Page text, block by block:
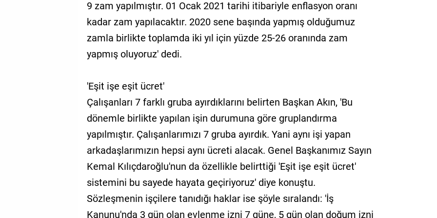
9 zam yapılmıştır. 01 Ocak 2021 tarihi itibariyle enflasyon oranı
kadar zam yapılacaktır. 2020 sene başında yapmış olduğumuz
zamla birlikte toplamda iki yıl için yüzde 25-26 oranında zam
yapmış oluyoruz' dedi.
'Eşit işe eşit ücret'
Çalışanları 7 farklı gruba ayırdıklarını belirten Başkan Akın, 'Bu
dönemle birlikte yapılan işin durumuna göre gruplandırma
yapılmıştır. Çalışanlarımızı 7 gruba ayırdık. Yani aynı işi yapan
arkadaşlarımızın hepsi aynı ücreti alacak. Genel Başkanımız Sayın
Kemal Kılıçdaroğlu'nun da özellikle belirttiği 'Eşit işe eşit ücret'
sistemini bu sayede hayata geçiriyoruz' diye konuştu.
Sözleşmenin işçilere tanıdığı haklar ise şöyle sıralandı: 'İş
Kanunu'nda 3 gün olan evlenme izni 7 güne, 5 gün olan doğum izni